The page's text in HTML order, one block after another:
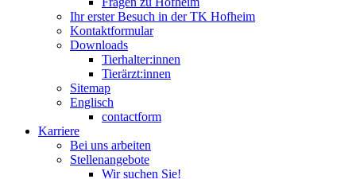
Ihr erster Besuch in der TK Hofheim
Kontaktformular
Downloads
Tierhalter:innen
Tierärzt:innen
Sitemap
Englisch
contactform
Karriere
Bei uns arbeiten
Stellenangebote
Wir suchen Sie!